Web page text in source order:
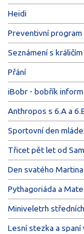
Heidi
Preventivní
Seznámení s
Přání
iBobr - bobřík
Anthropos s 6.A a
Sportovní den
Třicet pět let od
Den svatého Martina
Pythagoriáda a
Miniveletrh
Lesní stezka a spaní